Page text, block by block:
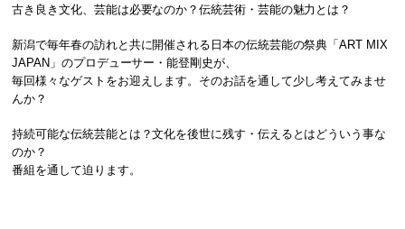
古き良き文化、芸能は必要なのか？伝統芸術・芸能の魅力とは？
新潟で毎年春の訪れと共に開催される日本の伝統芸能の祭典「ART MIX
JAPAN」のプロデューサー・能登剛史が、
毎回様々なゲストをお迎えします。そのお話を通して少し考えてみませ
んか？
持続可能な伝統芸能とは？文化を後世に残す・伝えるとはどういう事な
のか？
番組を通して迫ります。